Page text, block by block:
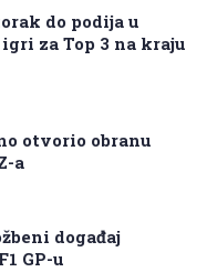
do podija u
za Top 3 na kraju
otvorio obranu
a
događaj
GP-u